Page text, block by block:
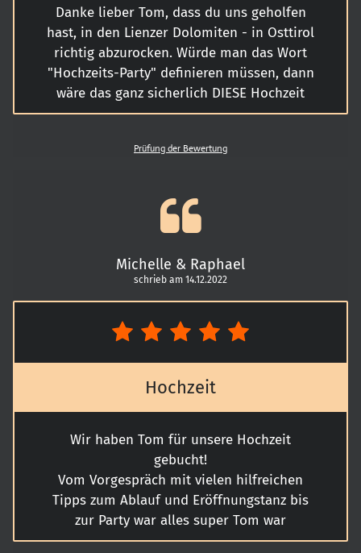
Danke lieber Tom, dass du uns geholfen
hast, in den Lienzer Dolomiten - in Osttirol
richtig abzurocken. Würde man das Wort
"Hochzeits-Party" definieren müssen, dann
wäre das ganz sicherlich DIESE Hochzeit
von Meli & Andi gewesen. Wir haben es ja
lassen, was hauptsächlich an deiner tollen
natürlich auch geholfen... Es war so ein
schönes Fest. Danke, dass du wesentlich
dazu beigetragen hast, es einzigartig zu
machen.
Prüfung der Bewertung
Michelle & Raphael
schrieb am 14.12.2022
Hochzeit
Wir haben Tom für unsere Hochzeit
gebucht!
Vom Vorgespräch mit vielen hilfreichen
Tipps zum Ablauf und Eröffnungstanz bis
zur Party war alles super Tom war
jederzeit erreichbar und ist wirklich ein